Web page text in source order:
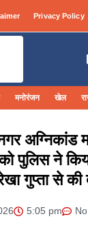
Privacy Policy
मनोरंजन खेल
अग्निकांड
ने किया
गुप्ता से की
5:05 pm